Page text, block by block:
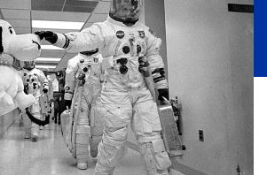
d
e
i
n
i
c
i
o